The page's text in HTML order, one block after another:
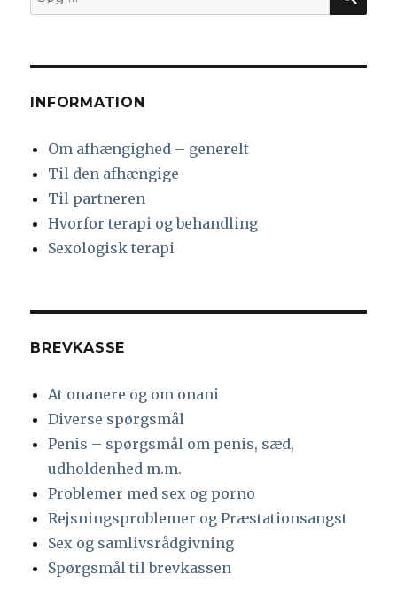
efter:
INFORMATION
Om afhængighed – generelt
Til den afhængige
Til partneren
Hvorfor terapi og behandling
Sexologisk terapi
BREVKASSE
At onanere og om onani
Diverse spørgsmål
Penis – spørgsmål om penis, sæd,
udholdenhed m.m.
Problemer med sex og porno
Rejsningsproblemer og Præstationsangst
Sex og samlivsrådgivning
Spørgsmål til brevkassen